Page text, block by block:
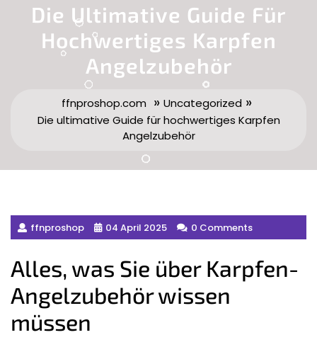
Die Ultimative Guide Für
Hochwertiges Karpfen
Angelzubehör
ffnproshop.com » Uncategorized »
Die ultimative Guide für hochwertiges Karpfen
Angelzubehör
ffnproshop 04 April 2025 0 Comments
Alles, was Sie über Karpfen-
Angelzubehör wissen
müssen